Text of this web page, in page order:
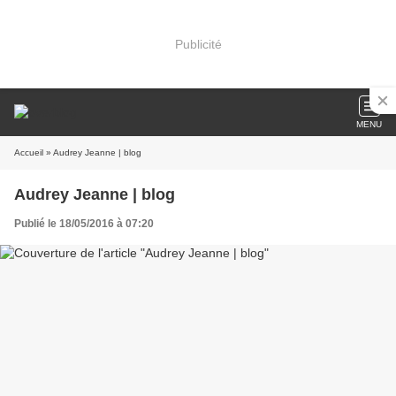
Publicité
MENU
Accueil » Audrey Jeanne | blog
Audrey Jeanne | blog
Publié le 18/05/2016 à 07:20